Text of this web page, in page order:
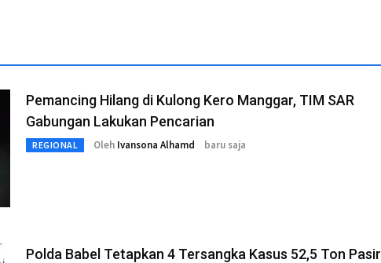
Pemancing Hilang di Kulong Kero Manggar, TIM SAR
Gabungan Lakukan Pencarian
REGIONAL Oleh Ivansona Alhamd baru saja
Polda Babel Tetapkan 4 Tersangka Kasus 52,5 Ton Pasir